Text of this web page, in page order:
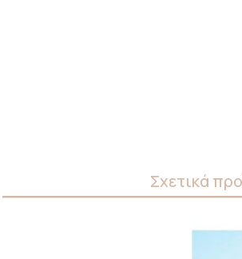
Σχετικά